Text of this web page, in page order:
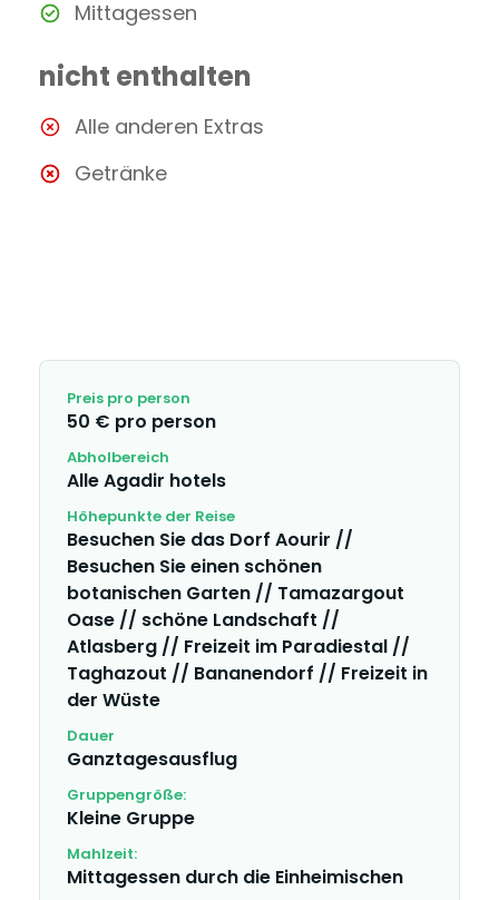
Mittagessen
nicht enthalten
Alle anderen Extras
Getränke
Preis pro person
50 € pro person
Abholbereich
Alle Agadir hotels
Höhepunkte der Reise
Besuchen Sie das Dorf Aourir //
Besuchen Sie einen schönen
botanischen Garten // Tamazargout
Oase // schöne Landschaft //
Atlasberg // Freizeit im Paradiestal //
Taghazout // Bananendorf // Freizeit in
der Wüste
Dauer
Ganztagesausflug
Gruppengröße:
Kleine Gruppe
Mahlzeit:
Mittagessen durch die Einheimischen